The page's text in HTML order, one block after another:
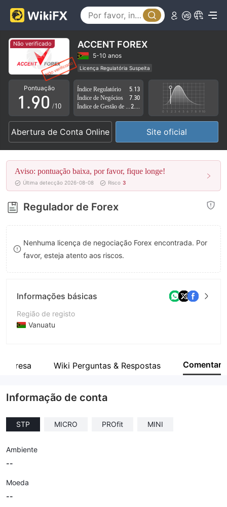
Não verificado ACCENT FOREX
5-10 anos
Licença Regulatória Suspeita
Região de negócios suspeita
Risco potencial alto
Pontuação
0
1
2
3
4
5
6
7
8
9
.
5
6
7
8
90
1
2
3
4
5
6
7
8
/10
Índice Regulatório
5.13
Índice de Negócios
7.30
Abertura de Conta Online Site oficial
Aviso: pontuação baixa, por favor, fique longe!
Última detecção 2026-08-08 Risco 3
Regulador de Forex
Nenhuma licença de negociação Forex encontrada. Por
favor, esteja atento aos riscos.
Informações básicas
Região de registo
Vanuatu
Empresa
Wiki Perguntas & Respostas Comentar
Informação de conta
STP MICRO PROfit MINI
Ambiente
--
Moeda
--